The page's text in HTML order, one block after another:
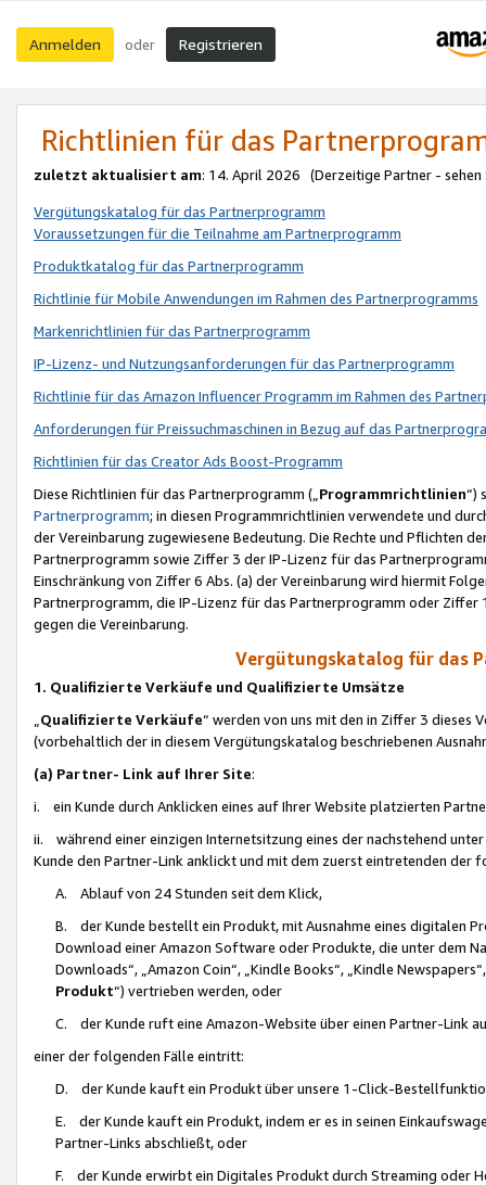
Anmelden oder Registrieren
Richtlinien für das
zuletzt aktualisiert am: 14. April 2026 (Derzeitige Partner - sehen
Vergütungskatalog für das Partnerprogramm
Voraussetzungen für die Teilnahme am Partnerprogramm
Produktkatalog für das Partnerprogramm
Richtlinie für Mobile Anwendungen im Rahmen des Partnerprogramms
Markenrichtlinien für das Partnerprogramm
IP-Lizenz- und Nutzungsanforderungen für das Partnerprogramm
Richtlinie für das Amazon Influencer Programm im Rahmen des
Anforderungen für Preissuchmaschinen in Bezug auf das
Richtlinien für das Creator Ads Boost-Programm
Diese Richtlinien für das Partnerprogramm („Programmrichtlinien“)
Partnerprogramm; in diesen Programmrichtlinien verwendete und
der Vereinbarung zugewiesene Bedeutung. Die Rechte und Pflichten
Partnerprogramm sowie Ziffer 3 der IP-Lizenz für das
Einschränkung von Ziffer 6 Abs. (a) der Vereinbarung wird hiermit
Partnerprogramm, die IP-Lizenz für das Partnerprogramm oder
gegen die Vereinbarung.
Vergütungskatalog für das
1. Qualifizierte Verkäufe und Qualifizierte Umsätze
Qualifizierte Verkäufe“ werden von uns mit den in Ziffer 3
(vorbehaltlich der in diesem Vergütungskatalog beschriebenen
(a) Partner- Link auf Ihrer Site:
i. ein Kunde durch Anklicken eines auf Ihrer Website platzierten
ii. während einer einzigen Internetsitzung eines der nachstehend
Kunde den Partner-Link anklickt und mit dem zuerst eintretenden der
A. Ablauf von 24 Stunden seit dem Klick,
B. der Kunde bestellt ein Produkt, mit Ausnahme eines digitalen
Download einer Amazon Software oder Produkte, die unter dem
Downloads“, „Amazon Coin“, „Kindle Books“, „Kindle
Produkt“) vertrieben werden, oder
C. der Kunde ruft eine Amazon-Website über einen Partner-Link
einer der folgenden Fälle eintritt:
D. der Kunde kauft ein Produkt über unsere 1-Click-
E. der Kunde kauft ein Produkt, indem er es in seinen
Partner-Links abschließt, oder
F. der Kunde erwirbt ein Digitales Produkt durch Streaming oder